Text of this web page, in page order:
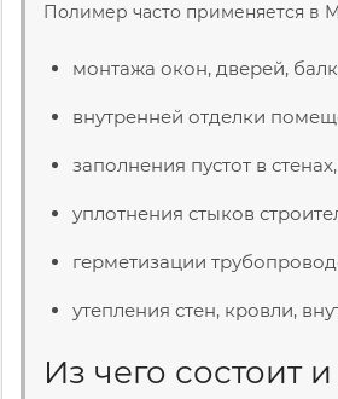
Полимер часто применяется в
монтажа окон, дверей,
внутренней отделки
заполнения пустот в
уплотнения стыков
герметизации
утепления стен, кровли,
Из чего состоит